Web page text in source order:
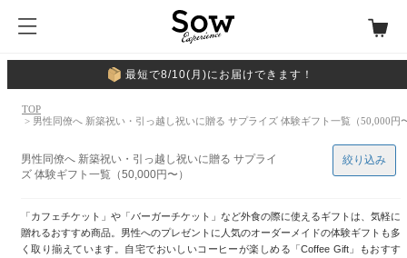
最短で8/10(月)にお届けできます！
TOP
> 男性同僚へ 新築祝い・引っ越し祝いに贈る サプライズ 体験ギフト一覧（50,000円
男性同僚へ 新築祝い・引っ越し祝いに贈る サプライ
ズ 体験ギフト一覧（50,000円〜）
「カフェチケット」や「バーガーチケット」など外食の際に使えるギフトは、気軽に
贈れるおすすめ商品。男性へのプレゼントに人気のオーダーメイドの体験ギフトも多
く取り揃えています。自宅でおいしいコーヒーが楽しめる「Coffee Gift」もおすす
絞り込み